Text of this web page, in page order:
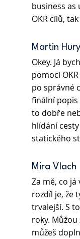
business as
OKR cílů,
Martin
Okey. Já
pomocí
po správné
finální popis
to dobře
hlídání
statického
Mira Vlach
Za mě, co
rozdíl je, že
trvalejší. S
roky.
můžeš